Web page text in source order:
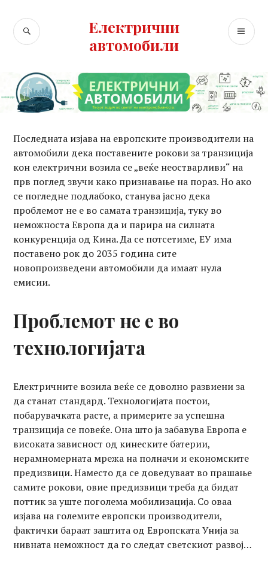
content
Електрични
автомобили
SEARCH
Последната изјава на европските производители на
автомобили дека поставените рокови за транзиција
кон електрични возила се „веќе неостварливи“ на
прв поглед звучи како признавање на пораз. Но ако
се погледне подлабоко, станува јасно дека
проблемот не е во самата транзиција, туку во
неможноста Европа да и парира на силната
конкуренција од Кина. Да се потсетиме, ЕУ има
поставено рок до 2035 година сите
новопроизведени автомобили да имаат нула
емисии.
Проблемот не е во
технологијата
Електричните возила веќе се доволно развиени за
да станат стандард. Технологијата постои,
побарувачката расте, а примерите за успешна
транзиција се повеќе. Она што ја забавува Европа е
високата зависност од кинеските батерии,
нерамномерната мрежа на полначи и економските
предизвици. Наместо да се доведуваат во прашање
самите рокови, овие предизвици треба да бидат
поттик за уште поголема мобилизација. Со оваа
изјава на големите европски производители,
фактички бараат заштита од Европската Унија за
нивната неможност да го следат светскиот развој…